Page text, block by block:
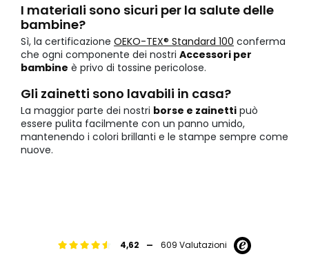
I materiali sono sicuri per la salute delle
bambine?
Sì, la certificazione OEKO-TEX® Standard 100 conferma
che ogni componente dei nostri Accessori per
bambine è privo di tossine pericolose.
Gli zainetti sono lavabili in casa?
La maggior parte dei nostri borse e zainetti può
essere pulita facilmente con un panno umido,
mantenendo i colori brillanti e le stampe sempre come
nuove.
4,62 - 609 Valutazioni